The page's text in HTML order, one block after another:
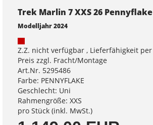
Trek Marlin 7 XXS 26 Pennyflake
Modelljahr 2024
Z.Z. nicht verfügbar , Lieferfähigkeit
Preis zzgl. Fracht/Montage
Art.Nr. 5295486
Farbe: PENNYFLAKE
Geschlecht: Uni
Rahmengröße: XXS
pro Stück (inkl. MwSt.)